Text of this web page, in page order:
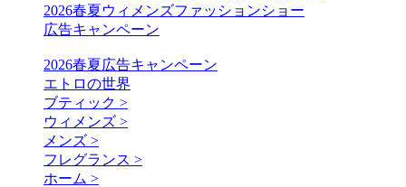
2026春夏ウィメンズファッションショー
広告キャンペーン
2026春夏広告キャンペーン
エトロの世界
ブティック >
ウィメンズ >
メンズ >
フレグランス >
ホーム >